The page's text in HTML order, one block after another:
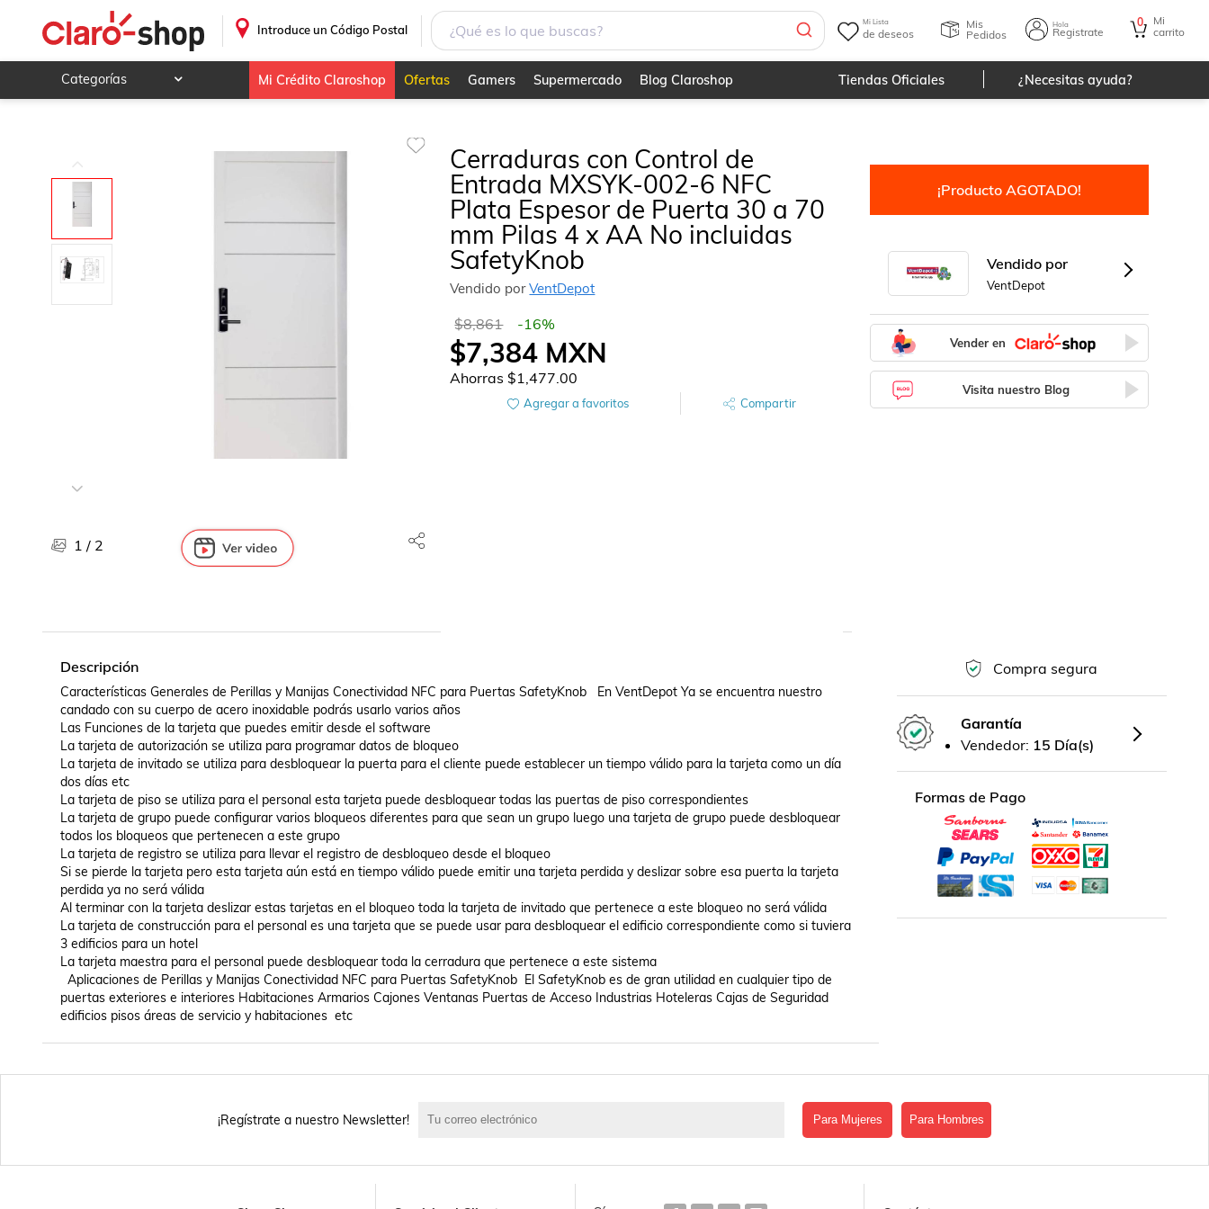
Introduce un Código Postal
Mi Lista
de deseos
Mis
Pedidos
Hola
Registrate
0
Mi
carrito
Categorías
Hogar y jardín
Deportes y ocio
Animales y mascotas
Ferretería y autos
Salud, belleza y cuidado personal
Bebidas
Farmacia
Mi Crédito Claroshop Ofertas Gamers Supermercado Blog Claroshop Tiendas Oficiales ¿Necesitas ayuda?
1 / 2
Cerraduras con Control de
Entrada MXSYK-002-6 NFC
Plata Espesor de Puerta 30 a 70
mm Pilas 4 x AA No incluidas
SafetyKnob
Vendido porVentDepot
$8,861 -16%
$7,384 MXN
Ahorras$1,477.00
Agregar a favoritos Compartir
¡Producto AGOTADO!
Vendido por
VentDepot
Vender en
Visita nuestro Blog
Descripción
Características Generales de Perillas y Manijas Conectividad NFC para Puertas SafetyKnob   En VentDepot Ya se encuentra nuestro
candado con su cuerpo de acero inoxidable podrás usarlo varios años
Las Funciones de la tarjeta que puedes emitir desde el software
La tarjeta de autorización se utiliza para programar datos de bloqueo
La tarjeta de invitado se utiliza para desbloquear la puerta para el cliente puede establecer un tiempo válido para la tarjeta como un día
dos días etc
La tarjeta de piso se utiliza para el personal esta tarjeta puede desbloquear todas las puertas de piso correspondientes
La tarjeta de grupo puede configurar varios bloqueos diferentes para que sean un grupo luego una tarjeta de grupo puede desbloquear
todos los bloqueos que pertenecen a este grupo
La tarjeta de registro se utiliza para llevar el registro de desbloqueo desde el bloqueo
Si se pierde la tarjeta pero esta tarjeta aún está en tiempo válido puede emitir una tarjeta perdida y deslizar sobre esa puerta la tarjeta
perdida ya no será válida
Al terminar con la tarjeta deslizar estas tarjetas en el bloqueo toda la tarjeta de invitado que pertenece a este bloqueo no será válida
La tarjeta de construcción para el personal es una tarjeta que se puede usar para desbloquear el edificio correspondiente como si tuviera
3 edificios para un hotel
La tarjeta maestra para el personal puede desbloquear toda la cerradura que pertenece a este sistema
puertas exteriores e interiores Habitaciones Armarios Cajones Ventanas Puertas de Acceso Industrias Hoteleras Cajas de Seguridad
edificios pisos áreas de servicio y habitaciones  etc
Compra segura
Garantía
Vendedor: 15 Día(s)
Formas de Pago
¡Regístrate a nuestro Newsletter! Para Mujeres Para Hombres
Cerraduras con Control de Entrada MXSYK-002-6 NFC Plata Espesor de Puerta 30 a 70 mm Pilas 4 x AA No incluidas SafetyKnob